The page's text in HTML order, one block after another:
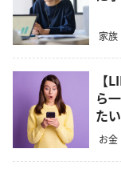
家族
【
ら
たい
お金